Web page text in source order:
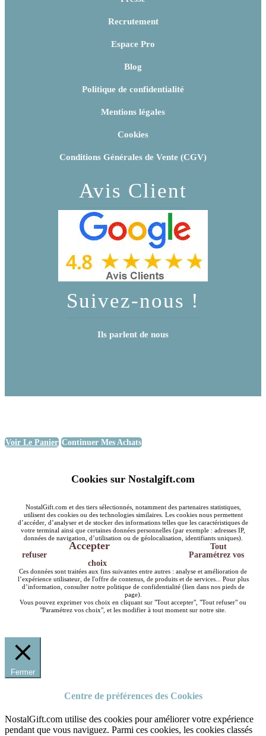
Recrutement
Espace Pro
Blog
Politique de confidentialité
Mentions légales
Cookies
Conditions Générales de Vente (CGV)
Avis Client
Suivez-nous !
Ils parlent de nous
Voir Le Panier Continuer Mes Achats
Cookies sur Nostalgift.com
NostalGift.com et des tiers sélectionnés, notamment des partenaires statistiques,
utilisent des cookies ou des technologies similaires. Les cookies nous permettent
d’accéder, d’analyser et de stocker des informations telles que les caractéristiques de
votre terminal ainsi que certaines données personnelles (par exemple : adresses IP,
données de navigation, d’utilisation ou de géolocalisation, identifiants uniques).
Accepter
Tout
refuser
Paramétrez vos
choix
Ces données sont traitées aux fins suivantes entre autres : analyse et amélioration de
l’expérience utilisateur, de l'offre de contenus, de produits et de services... Pour plus
d’information, consulter notre politique de confidentialité (lien dans nos pieds de
page).
Vous pouvez exprimer vos choix en cliquant sur "Tout accepter", "Tout refuser" ou
"Paramétrez vos choix", et les modifier à tout moment sur notre site.
Fermer
Centre de préférences des Cookies
NostalGift.com utilise des cookies pour améliorer votre expérience
pendant que vous naviguez. Parmi ces cookies, les cookies classés